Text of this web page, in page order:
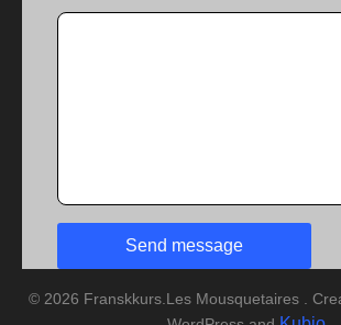
© 2026 Franskkurs.Les Mousquetaires .